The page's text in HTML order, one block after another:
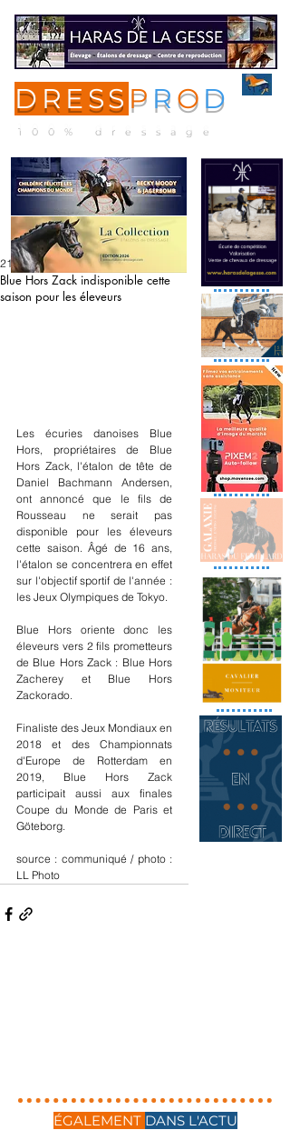
DRESS P R O D
100% dressage
Blue Hors Zack indisponible cette
saison pour les éleveurs
21 févr. 2020
Les écuries danoises Blue
Hors, propriétaires de Blue
Hors Zack, l'étalon de tête de
Daniel Bachmann Andersen,
ont annoncé que le fils de
Rousseau ne serait pas
disponible pour les éleveurs
cette saison. Âgé de 16 ans,
l'étalon se concentrera en effet
sur l'objectif sportif de l'année :
les Jeux Olympiques de Tokyo.
Blue Hors oriente donc les
éleveurs vers 2 fils prometteurs
de Blue Hors Zack : Blue Hors
Zacherey et Blue Hors
Zackorado.
Finaliste des Jeux Mondiaux en
2018 et des Championnats
d'Europe de Rotterdam en
2019, Blue Hors Zack
participait aussi aux finales
Coupe du Monde de Paris et
Göteborg.
source : communiqué / photo :
LL Photo
ÉGALEMENT DANS L'ACTU